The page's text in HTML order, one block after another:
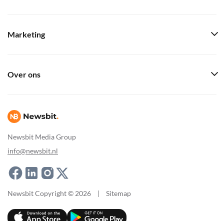
Newsbit Media Group
info@newsbit.nl
Marketing
Over ons
Newsbit Copyright © 2026 | Sitemap